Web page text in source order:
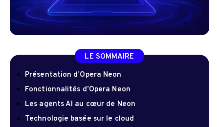
LE SOMMAIRE
Présentation d’Opera Neon
Fonctionnalités d’Opera Neon
Les agents AI au cœur de Neon
Technologie basée sur le cloud